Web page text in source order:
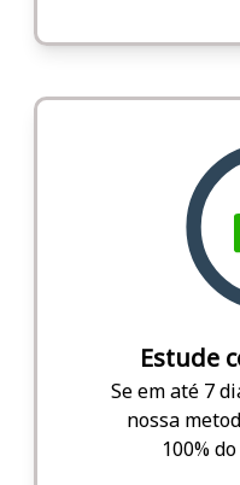
Estude
Se em até 7
nossa
100%